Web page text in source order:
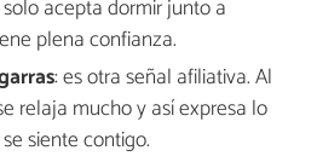
acepta dormir junto a
plena confianza.
: es otra señal afiliativa. Al
relaja mucho y así expresa lo
siente contigo.